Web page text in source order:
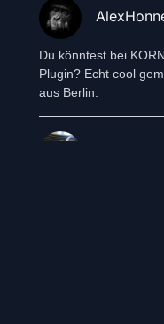
Du könntest bei
Plugin? Echt cool
aus Berlin.